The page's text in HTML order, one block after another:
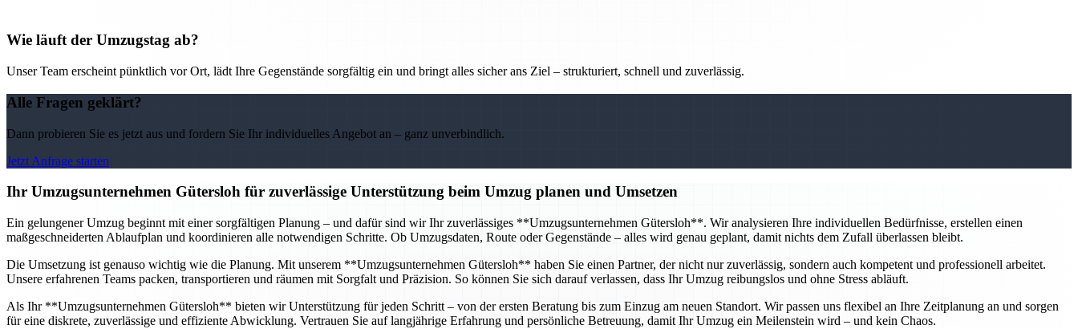
Wie läuft der Umzugstag ab?
Unser Team erscheint pünktlich vor Ort, lädt Ihre Gegenstände sorgfältig ein und bringt alles sicher ans Ziel – strukturiert, schnell und zuverlässig.
Alle Fragen geklärt?
Dann probieren Sie es jetzt aus und fordern Sie Ihr individuelles Angebot an – ganz unverbindlich.
Jetzt Anfrage starten
Ihr Umzugsunternehmen Gütersloh für zuverlässige Unterstützung beim Umzug planen und Umsetzen
Ein gelungener Umzug beginnt mit einer sorgfältigen Planung – und dafür sind wir Ihr zuverlässiges **Umzugsunternehmen Gütersloh**. Wir analysieren Ihre individuellen Bedürfnisse, erstellen einen
maßgeschneiderten Ablaufplan und koordinieren alle notwendigen Schritte. Ob Umzugsdaten, Route oder Gegenstände – alles wird genau geplant, damit nichts dem Zufall überlassen bleibt.
Die Umsetzung ist genauso wichtig wie die Planung. Mit unserem **Umzugsunternehmen Gütersloh** haben Sie einen Partner, der nicht nur zuverlässig, sondern auch kompetent und professionell arbeitet.
Unsere erfahrenen Teams packen, transportieren und räumen mit Sorgfalt und Präzision. So können Sie sich darauf verlassen, dass Ihr Umzug reibungslos und ohne Stress abläuft.
Als Ihr **Umzugsunternehmen Gütersloh** bieten wir Unterstützung für jeden Schritt – von der ersten Beratung bis zum Einzug am neuen Standort. Wir passen uns flexibel an Ihre Zeitplanung an und sorgen
für eine diskrete, zuverlässige und effiziente Abwicklung. Vertrauen Sie auf langjährige Erfahrung und persönliche Betreuung, damit Ihr Umzug ein Meilenstein wird – und kein Chaos.